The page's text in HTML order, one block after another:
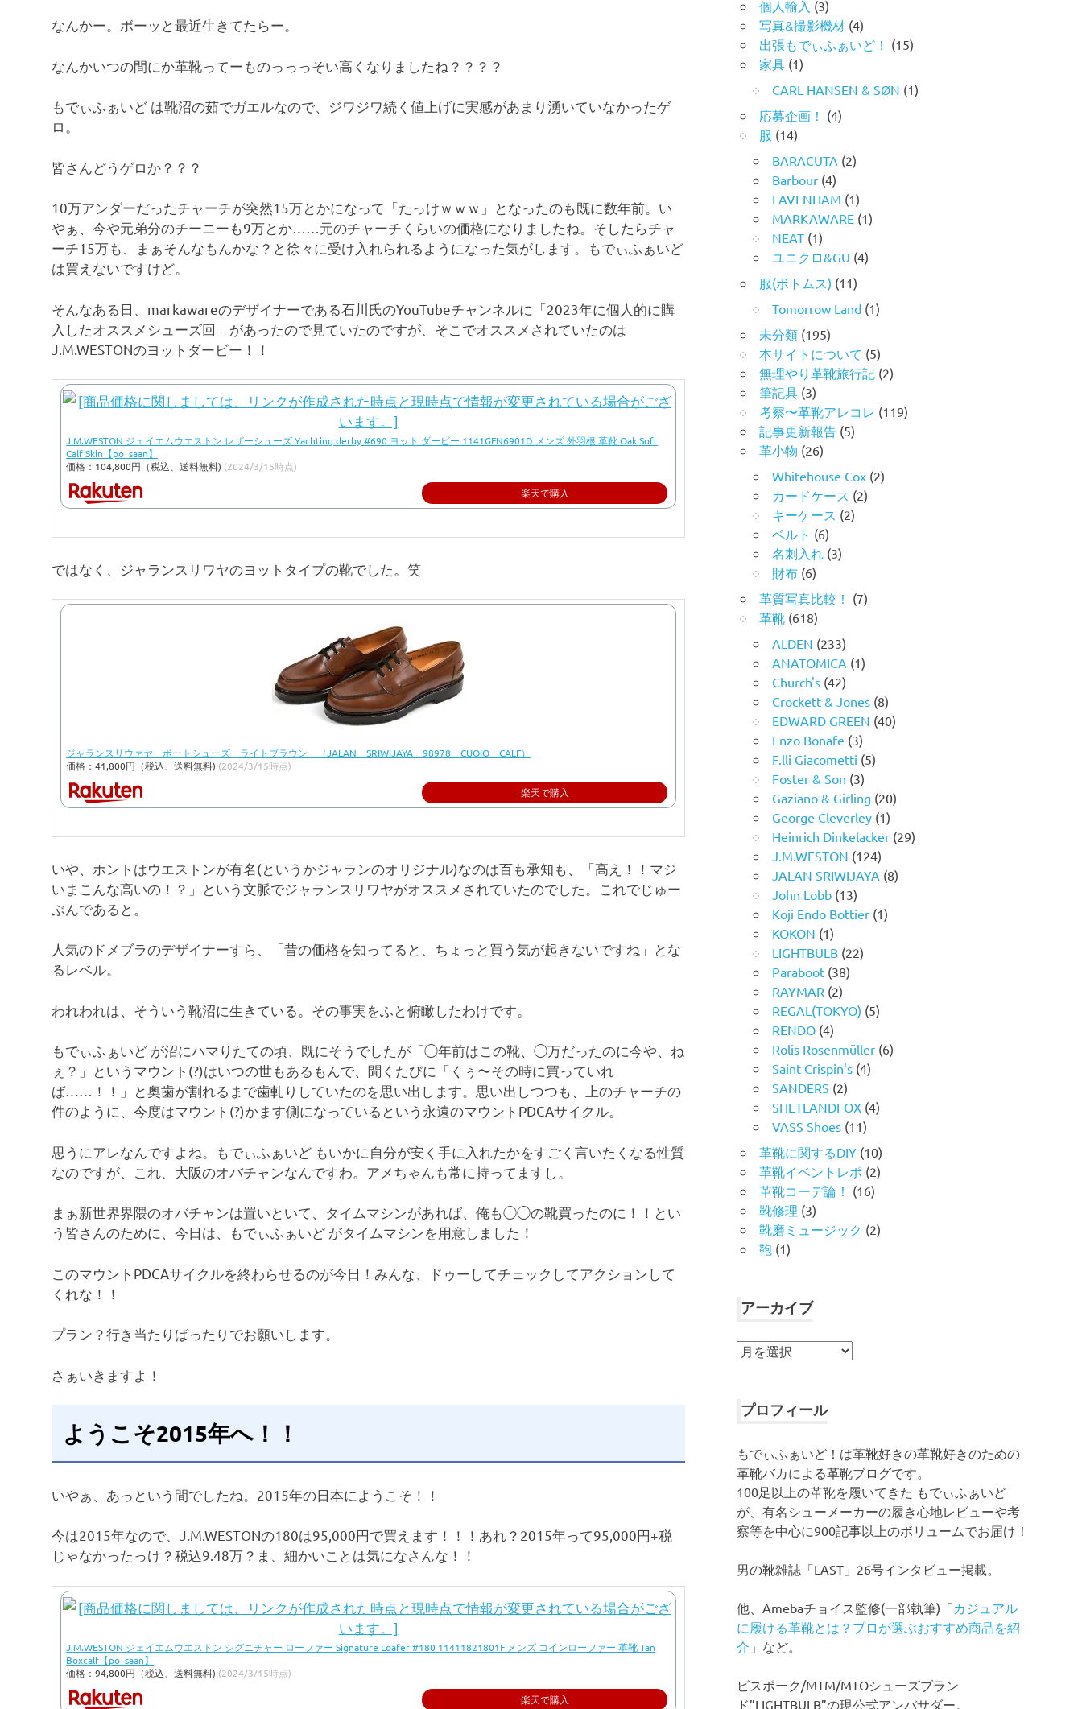
なんかー。ボーッと最近生きてたらー。
なんかいつの間にか革靴ってーものっっっそい高くなりましたね？？？？
もでぃふぁいど は靴沼の茹でガエルなので、ジワジワ続く値上げに実感があまり湧いていなかったゲ
ロ。
皆さんどうゲロか？？？
10万アンダーだったチャーチが突然15万とかになって「たっけｗｗｗ」となったのも既に数年前。い
やぁ、今や元弟分のチーニーも9万とか……元のチャーチくらいの価格になりましたね。そしたらチャ
ーチ15万も、まぁそんなもんかな？と徐々に受け入れられるようになった気がします。もでぃふぁいど
は買えないですけど。
そんなある日、markawareのデザイナーである石川氏のYouTubeチャンネルに「2023年に個人的に購
入したオススメシューズ回」があったので見ていたのですが、そこでオススメされていたのは
J.M.WESTONのヨットダービー！！
J.M.WESTON ジェイエムウエストン レザーシューズ Yachting derby #690 ヨット ダービー 1141GFN6901D メンズ 外羽根 革靴 Oak Soft
Calf Skin【po_saan】
価格：104,800円（税込、送料無料) (2024/3/15時点)
楽天で購入
ではなく、ジャランスリワヤのヨットタイプの靴でした。笑
ジャランスリウァヤ ボートシューズ ライトブラウン （JALAN SRIWIJAYA 98978 CUOIO CALF）
価格：41,800円（税込、送料無料) (2024/3/15時点)
楽天で購入
いや、ホントはウエストンが有名(というかジャランのオリジナル)なのは百も承知も、「高え！！マジ
いまこんな高いの！？」という文脈でジャランスリワヤがオススメされていたのでした。これでじゅー
ぶんであると。
人気のドメブラのデザイナーすら、「昔の価格を知ってると、ちょっと買う気が起きないですね」とな
るレベル。
われわれは、そういう靴沼に生きている。その事実をふと俯瞰したわけです。
もでぃふぁいど が沼にハマりたての頃、既にそうでしたが「◯年前はこの靴、◯万だったのに今や、ね
ぇ？」というマウント(?)はいつの世もあるもんで、聞くたびに「くぅ〜その時に買っていれ
ば……！！」と奥歯が割れるまで歯軋りしていたのを思い出します。思い出しつつも、上のチャーチの
件のように、今度はマウント(?)かます側になっているという永遠のマウントPDCAサイクル。
思うにアレなんですよね。もでぃふぁいど もいかに自分が安く手に入れたかをすごく言いたくなる性質
なのですが、これ、大阪のオバチャンなんですわ。アメちゃんも常に持ってますし。
まぁ新世界界隈のオバチャンは置いといて、タイムマシンがあれば、俺も◯◯の靴買ったのに！！とい
う皆さんのために、今日は、もでぃふぁいど がタイムマシンを用意しました！
このマウントPDCAサイクルを終わらせるのが今日！みんな、ドゥーしてチェックしてアクションして
くれな！！
プラン？行き当たりばったりでお願いします。
さぁいきますよ！
ようこそ2015年へ！！
いやぁ、あっという間でしたね。2015年の日本にようこそ！！
今は2015年なので、J.M.WESTONの180は95,000円で買えます！！！あれ？2015年って95,000円+税
じゃなかったっけ？税込9.48万？ま、細かいことは気になさんな！！
J.M.WESTON ジェイエムウエストン シグニチャー ローファー Signature Loafer #180 11411821801F メンズ コインローファー 革靴 Tan
Boxcalf【po_saan】
価格：94,800円（税込、送料無料) (2024/3/15時点)
楽天で購入
個人輸入 (3)
写真&撮影機材 (4)
出張もでぃふぁいど！ (15)
家具 (1)
CARL HANSEN & SØN (1)
応募企画！ (4)
服 (14)
BARACUTA (2)
Barbour (4)
LAVENHAM (1)
MARKAWARE (1)
NEAT (1)
ユニクロ&GU (4)
服(ボトムス) (11)
Tomorrow Land (1)
未分類 (195)
本サイトについて (5)
無理やり革靴旅行記 (2)
筆記具 (3)
考察〜革靴アレコレ (119)
記事更新報告 (5)
革小物 (26)
Whitehouse Cox (2)
カードケース (2)
キーケース (2)
ベルト (6)
名刺入れ (3)
財布 (6)
革質写真比較！ (7)
革靴 (618)
ALDEN (233)
ANATOMICA (1)
Church's (42)
Crockett & Jones (8)
EDWARD GREEN (40)
Enzo Bonafe (3)
F.lli Giacometti (5)
Foster & Son (3)
Gaziano & Girling (20)
George Cleverley (1)
Heinrich Dinkelacker (29)
J.M.WESTON (124)
JALAN SRIWIJAYA (8)
John Lobb (13)
Koji Endo Bottier (1)
KOKON (1)
LIGHTBULB (22)
Paraboot (38)
RAYMAR (2)
REGAL(TOKYO) (5)
RENDO (4)
Rolis Rosenmüller (6)
Saint Crispin's (4)
SANDERS (2)
SHETLANDFOX (4)
VASS Shoes (11)
革靴に関するDIY (10)
革靴イベントレポ (2)
革靴コーデ論！ (16)
靴修理 (3)
靴磨ミュージック (2)
鞄 (1)
アーカイブ
ア
イ
プロフィール
もでぃふぁいど！は革靴好きの革靴好きのための
革靴バカによる革靴ブログです。
100足以上の革靴を履いてきた もでぃふぁいど
が、有名シューメーカーの履き心地レビューや考
察等を中心に900記事以上のボリュームでお届け！
男の靴雑誌「LAST」26号インタビュー掲載。
他、Amebaチョイス監修(一部執筆)「カジュアル
に履ける革靴とは？プロが選ぶおすすめ商品を紹
介 」など。
ビスポーク/MTM/MTOシューズブラン
ド”LIGHTBULB”の現公式アンバサダー。